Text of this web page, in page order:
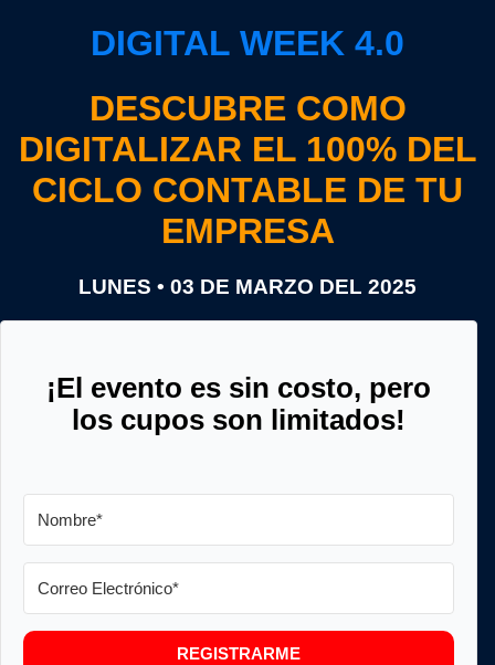
DIGITAL WEEK 4.0
DESCUBRE COMO
DIGITALIZAR EL 100% DEL
CICLO CONTABLE DE TU
EMPRESA
LUNES • 03 DE MARZO DEL 2025
¡El evento es sin costo, pero
los cupos son limitados!
REGISTRARME